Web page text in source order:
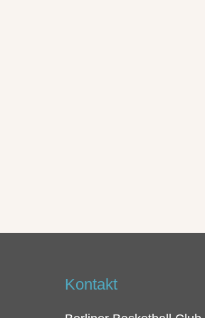
Kontakt